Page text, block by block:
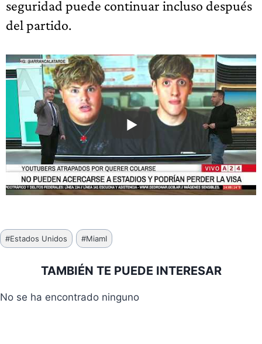
seguridad puede continuar incluso después
del partido.
Etiquetas
de
#Estados Unidos #MiamI
TAMBIÉN TE PUEDE INTERESAR
No se ha encontrado ninguno